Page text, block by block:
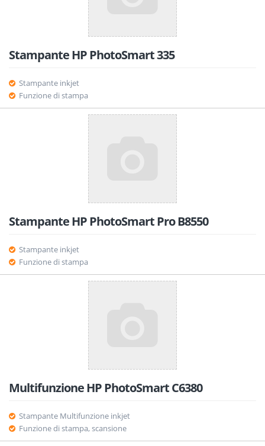
Stampante HP PhotoSmart 335
Stampante inkjet
Funzione di stampa
Stampante HP PhotoSmart Pro B8550
Stampante inkjet
Funzione di stampa
Multifunzione HP PhotoSmart C6380
Stampante Multifunzione inkjet
Funzione di stampa, scansione